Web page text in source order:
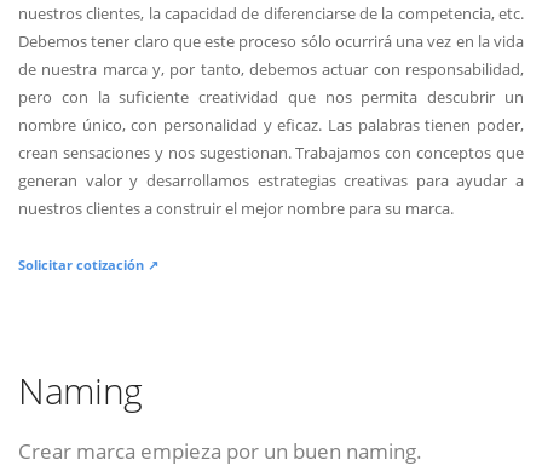
nuestros clientes, la capacidad de diferenciarse de la competencia, etc.
Debemos tener claro que este proceso sólo ocurrirá una vez en la vida
de nuestra marca y, por tanto, debemos actuar con responsabilidad,
pero con la suficiente creatividad que nos permita descubrir un
nombre único, con personalidad y eficaz. Las palabras tienen poder,
crean sensaciones y nos sugestionan. Trabajamos con conceptos que
generan valor y desarrollamos estrategias creativas para ayudar a
nuestros clientes a construir el mejor nombre para su marca.
Solicitar cotización ↗
Naming
Crear marca empieza por un buen naming.